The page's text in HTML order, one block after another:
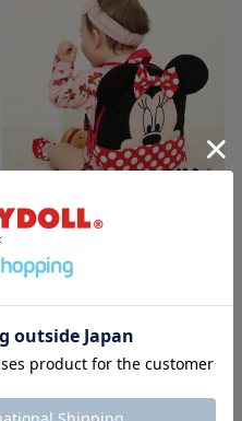
6/19一部再販 ディズニー ベビーリュック
￥3,850